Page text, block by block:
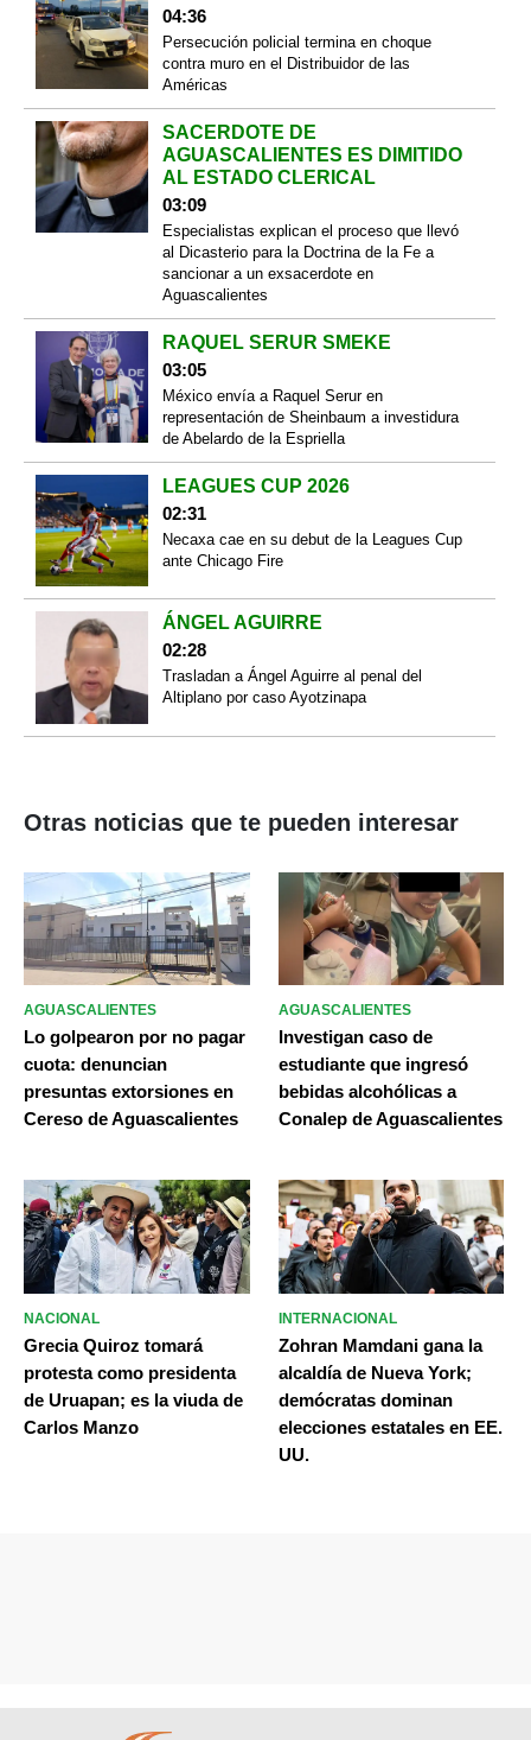
04:36
Persecución policial termina en choque
contra muro en el Distribuidor de las
Américas
SACERDOTE DE
AGUASCALIENTES ES DIMITIDO
AL ESTADO CLERICAL
03:09
Especialistas explican el proceso que llevó
al Dicasterio para la Doctrina de la Fe a
sancionar a un exsacerdote en
Aguascalientes
RAQUEL SERUR SMEKE
03:05
México envía a Raquel Serur en
representación de Sheinbaum a investidura
de Abelardo de la Espriella
LEAGUES CUP 2026
02:31
Necaxa cae en su debut de la Leagues Cup
ante Chicago Fire
ÁNGEL AGUIRRE
02:28
Trasladan a Ángel Aguirre al penal del
Altiplano por caso Ayotzinapa
Otras noticias que te pueden interesar
AGUASCALIENTES
Lo golpearon por no pagar
cuota: denuncian
presuntas extorsiones en
Cereso de Aguascalientes
AGUASCALIENTES
Investigan caso de
estudiante que ingresó
bebidas alcohólicas a
Conalep de Aguascalientes
NACIONAL
Grecia Quiroz tomará
protesta como presidenta
de Uruapan; es la viuda de
Carlos Manzo
INTERNACIONAL
Zohran Mamdani gana la
alcaldía de Nueva York;
demócratas dominan
elecciones estatales en EE.
UU.